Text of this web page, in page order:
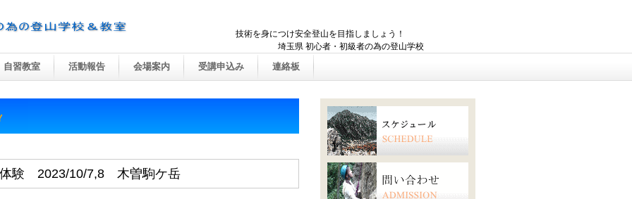
技術を身につけ安全登山を目指しましょう！
埼玉県 初心者・初級者の為の登山学校
体験 2023/10/7,8 木曽駒ケ岳
自習教室 活動報告 会場案内 受講申込み 連絡板